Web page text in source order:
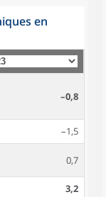
en
–0,8
–1,5
0,7
3,2